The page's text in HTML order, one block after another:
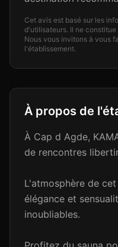
Cet avis est basé sur les
d'utilisateurs. Il ne
Nous vous invitons à vous
l'établissement.
À propos de
À Cap d Agde,
de rencontres
L'atmosphère de
élégance et
inoubliables.